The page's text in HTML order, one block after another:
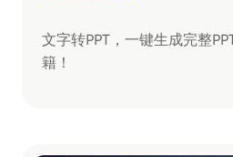
文字转PPT，一键生成完整
籍！